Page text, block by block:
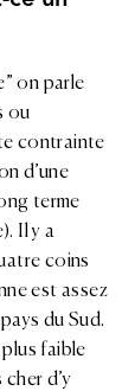
on parle
ou
contrainte
d’une
terme
Il y a
coins
est assez
du Sud.
faible
d’y